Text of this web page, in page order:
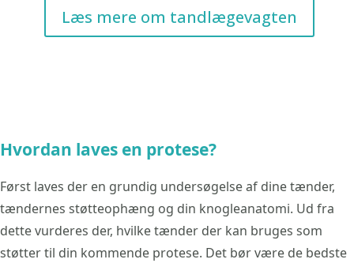
Læs mere om tandlægevagten
Hvordan laves en protese?
Først laves der en grundig undersøgelse af dine tænder,
tændernes støtteophæng og din knogleanatomi. Ud fra
dette vurderes der, hvilke tænder der kan bruges som
støtter til din kommende protese. Det bør være de bedste